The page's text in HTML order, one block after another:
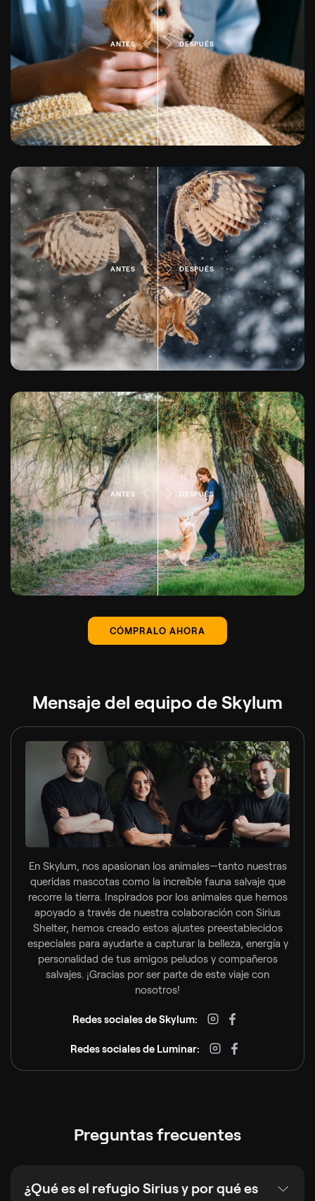
ANTES DESPUÉS
ANTES DESPUÉS
ANTES DESPUÉS
CÓMPRALO AHORA
Mensaje del equipo de Skylum
En Skylum, nos apasionan los animales—tanto nuestras
queridas mascotas como la increíble fauna salvaje que
recorre la tierra. Inspirados por los animales que hemos
apoyado a través de nuestra colaboración con Sirius
Shelter, hemos creado estos ajustes preestablecidos
especiales para ayudarte a capturar la belleza, energía y
personalidad de tus amigos peludos y compañeros
salvajes. ¡Gracias por ser parte de este viaje con
nosotros!
Redes sociales de Skylum:
Redes sociales de Luminar:
Preguntas frecuentes
¿Qué es el refugio Sirius y por qué es